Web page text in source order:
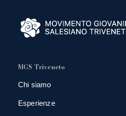
MGS Triveneto
Chi siamo
Esperienze